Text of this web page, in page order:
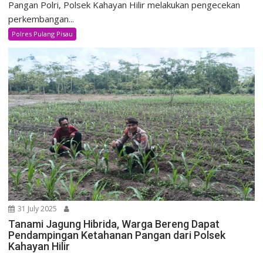
Pangan Polri, Polsek Kahayan Hilir melakukan pengecekan
perkembangan...
Polres Pulang Pisau
31 July 2025
Tanami Jagung Hibrida, Warga Bereng Dapat
Pendampingan Ketahanan Pangan dari Polsek
Kahayan Hilir